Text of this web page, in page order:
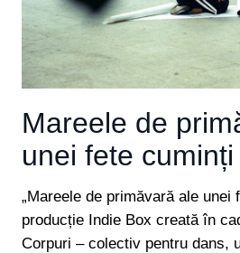
Mareele de
unei fete cuminți
„Mareele de primăvară ale unei
producție Indie Box creată în
Corpuri – colectiv pentru dans,